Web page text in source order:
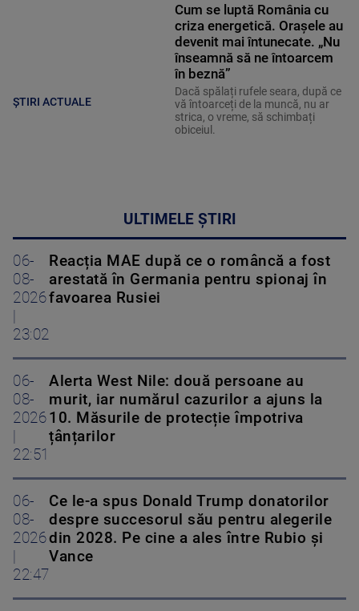
ȘTIRI ACTUALE
Cum se luptă România cu
criza energetică. Orașele au
devenit mai întunecate. „Nu
înseamnă să ne întoarcem
în beznă”
Dacă spălați rufele seara, după ce
vă întoarceți de la muncă, nu ar
strica, o vreme, să schimbați
obiceiul.
ULTIMELE ȘTIRI
06-
08-
2026
|
23:02
Reacția MAE după ce o româncă a fost
arestată în Germania pentru spionaj în
favoarea Rusiei
06-
08-
2026
|
22:51
Alerta West Nile: două persoane au
murit, iar numărul cazurilor a ajuns la
10. Măsurile de protecție împotriva
țânțarilor
06-
08-
2026
|
22:47
Ce le-a spus Donald Trump donatorilor
despre succesorul său pentru alegerile
din 2028. Pe cine a ales între Rubio și
Vance